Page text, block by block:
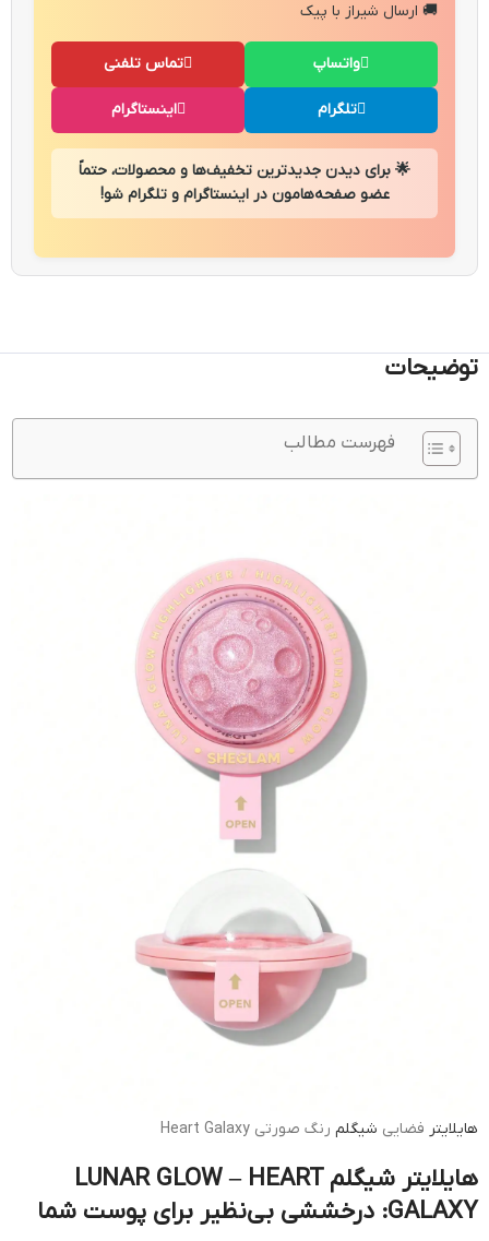
🚚 ارسال شیراز با پیک
تماس تلفنی واتساپ
اینستاگرام تلگرام
🌟 برای دیدن جدیدترین تخفیف‌ها و محصولات، حتماً
عضو صفحه‌هامون در اینستاگرام و تلگرام شو!
توضیحات
فهرست مطالب
هایلایتر فضایی شیگلم رنگ صورتی Heart Galaxy
هایلایتر شیگلم LUNAR GLOW – HEART
GALAXY: درخششی بی‌نظیر برای پوست شما